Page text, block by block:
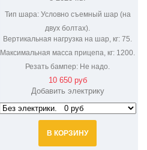
Тип шара:Условно съемный шар (на
двух болтах).
Вертикальная нагрузка на шар, кг: 75.
Максимальная масса прицепа, кг: 1200.
Резать бампер: Не надо.
10 650 руб
Добавить электрику
В КОРЗИНУ